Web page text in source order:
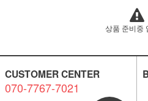
상품 준비중
CUSTOMER CENTER
070-7767-7021